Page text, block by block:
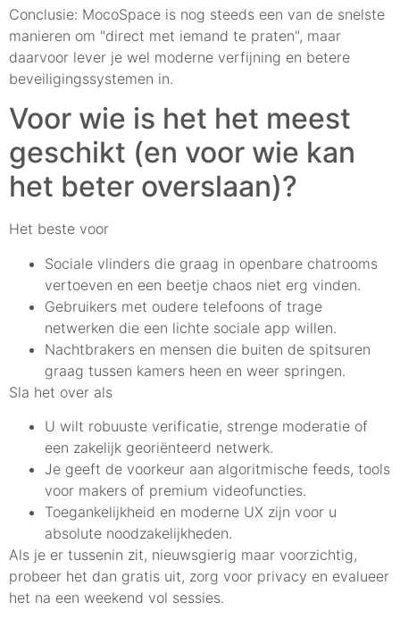
Conclusie: MocoSpace is nog steeds een van de snelste
manieren om "direct met iemand te praten", maar
daarvoor lever je wel moderne verfijning en betere
beveiligingssystemen in.
Voor wie is het het meest
geschikt (en voor wie kan
het beter overslaan)?
Het beste voor
Sociale vlinders die graag in openbare chatrooms
vertoeven en een beetje chaos niet erg vinden.
Gebruikers met oudere telefoons of trage
netwerken die een lichte sociale app willen.
Nachtbrakers en mensen die buiten de spitsuren
graag tussen kamers heen en weer springen.
Sla het over als
U wilt robuuste verificatie, strenge moderatie of
een zakelijk georiënteerd netwerk.
Je geeft de voorkeur aan algoritmische feeds, tools
voor makers of premium videofuncties.
Toegankelijkheid en moderne UX zijn voor u
absolute noodzakelijkheden.
Als je er tussenin zit, nieuwsgierig maar voorzichtig,
probeer het dan gratis uit, zorg voor privacy en evalueer
het na een weekend vol sessies.